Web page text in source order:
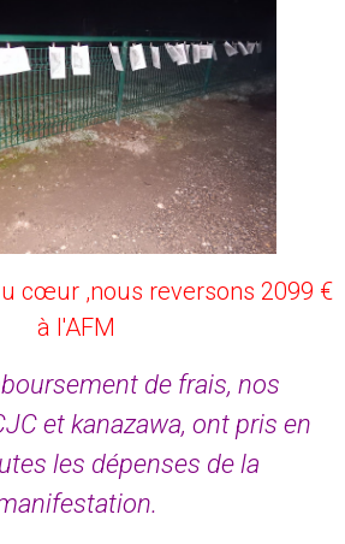
cœur ,nous reversons 2099 €
à l'AFM
de frais, nos
et kanazawa, ont pris en
les dépenses de la